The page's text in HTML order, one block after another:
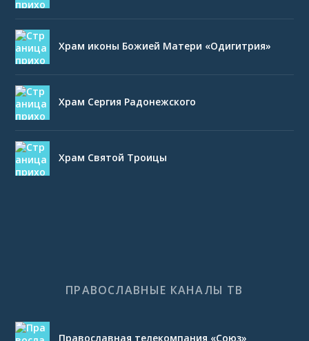
Храм иконы Божией Матери «Одигитрия»
Храм Сергия Радонежского
Храм Святой Троицы
ПРАВОСЛАВНЫЕ КАНАЛЫ ТВ
Православная телекомпания «Союз»